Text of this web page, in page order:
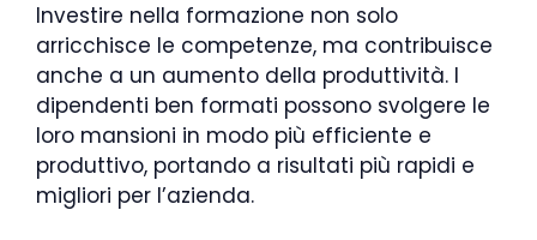
Investire nella formazione non solo
arricchisce le competenze, ma contribuisce
anche a un aumento della produttività. I
dipendenti ben formati possono svolgere le
loro mansioni in modo più efficiente e
produttivo, portando a risultati più rapidi e
migliori per l’azienda.